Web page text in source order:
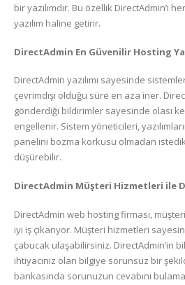
bir yazılımdır. Bu özellik DirectAdmin’i
yazılım haline getirir.
DirectAdmin En Güvenilir Hosting
DirectAdmin yazılımı sayesinde
çevrimdışı olduğu süre en aza iner.
gönderdiği bildirimler sayesinde olası
engellenir. Sistem yöneticileri,
panelini bozma korkusu olmadan
düşürebilir.
DirectAdmin Müşteri Hizmetleri ile
DirectAdmin web hosting firması,
iyi iş çıkarıyor. Müşteri hizmetleri
çabucak ulaşabilirsiniz. DirectAdmin’in
ihtiyacınız olan bilgiye sorunsuz bir
bankasında sorunuzun cevabını